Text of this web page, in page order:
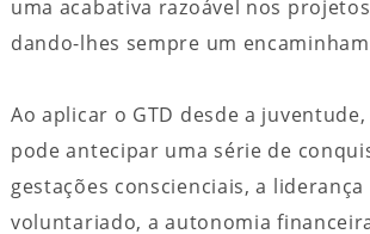
uma acabativa razoável nos
dando-lhes sempre um
Ao aplicar o GTD desde a
pode antecipar uma série de
gestações conscienciais, a liderança
voluntariado, a autonomia